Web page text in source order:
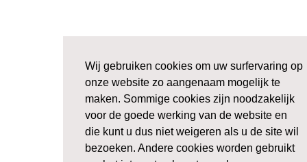
Wij gebruiken cookies om uw surfervaring op
onze website zo aangenaam mogelijk te
maken. Sommige cookies zijn noodzakelijk
voor de goede werking van de website en
die kunt u dus niet weigeren als u de site wil
bezoeken. Andere cookies worden gebruikt